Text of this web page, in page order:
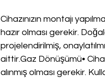
Cihazınızın montajı
hazır olması gerekir.
projelendirilmiş,
aittir.Gaz Dönüşümü•
alınmış olması gerekir.